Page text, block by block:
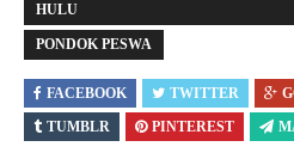
HULU
PONDOK PESWA
FACEBOOK TWITTER
TUMBLR
PINTEREST